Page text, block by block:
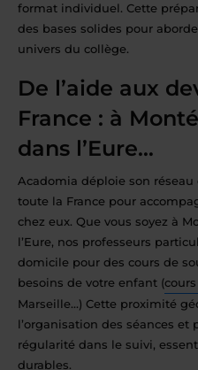
format individuel. Cette
des bases solides pour
univers du collège.
De l’aide aux
France : à
dans l’Eure…
Acadomia déploie son
toute la France pour
chez eux. Que vous soyez à
l’Eure, nos professeurs
domicile pour des cours de
besoins de votre enfant (
Marseille…) Cette proximité
l’organisation des séances
régularité dans le suivi,
durables.